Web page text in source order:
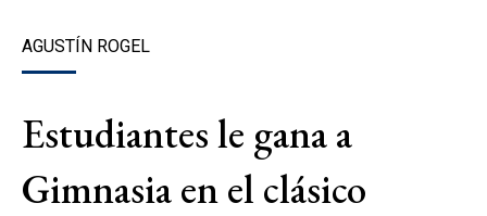
AGUSTÍN ROGEL
Estudiantes le gana a
Gimnasia en el clásico